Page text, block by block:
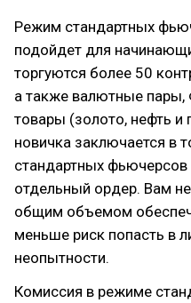
Режим стандартных
подойдет для
торгуются более 50
а также валютные
товары (золото, нефть и
новичка заключается в
стандартных
отдельный ордер. Вам
общим объемом
меньше риск попасть в
неопытности.
Комиссия в режиме